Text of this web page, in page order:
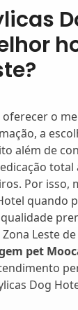
o
a
além de
total
Por isso,
quando
Leste
pet
Dog